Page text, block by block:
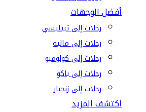
أفضل الوجهات
رحلات إلى تبيليسي
رحلات إلى ماليه
رحلات إلى كولومبو
رحلات إلى باكو
رحلات إلى زنجبار
اكتشف المزيد